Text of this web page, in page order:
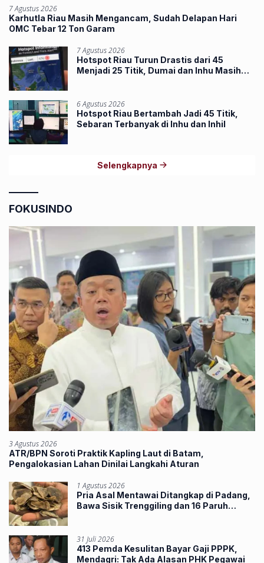
7 Agustus 2026
Karhutla Riau Masih Mengancam, Sudah Delapan Hari
OMC Tebar 12 Ton Garam
7 Agustus 2026
Hotspot Riau Turun Drastis dari 45
Menjadi 25 Titik, Dumai dan Inhu Masih
6 Agustus 2026
Hotspot Riau Bertambah Jadi 45 Titik,
Sebaran Terbanyak di Inhu dan Inhil
Selengkapnya
FOKUSINDO
3 Agustus 2026
ATR/BPN Soroti Praktik Kapling Laut di Batam,
Pengalokasian Lahan Dinilai Langkahi Aturan
1 Agustus 2026
Pria Asal Mentawai Ditangkap di Padang,
Bawa Sisik Trenggiling dan 16 Paruh
31 Juli 2026
413 Pemda Kesulitan Bayar Gaji PPPK,
Mendagri: Tak Ada Alasan PHK Pegawai